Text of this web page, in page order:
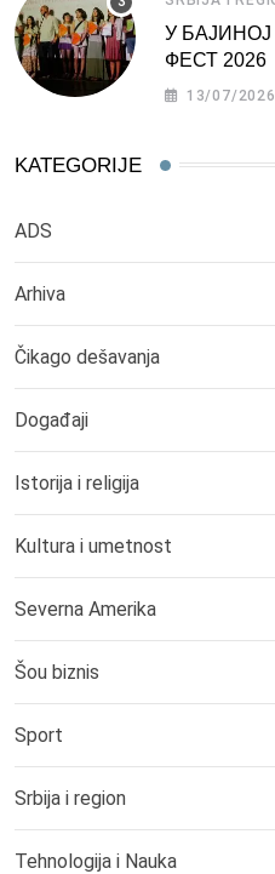
У
ФЕСТ 2026
13/07/2026
KATEGORIJE
ADS
Arhiva
Čikago dešavanja
Događaji
Istorija i religija
Kultura i umetnost
Severna Amerika
Šou biznis
Sport
Srbija i region
Tehnologija i Nauka